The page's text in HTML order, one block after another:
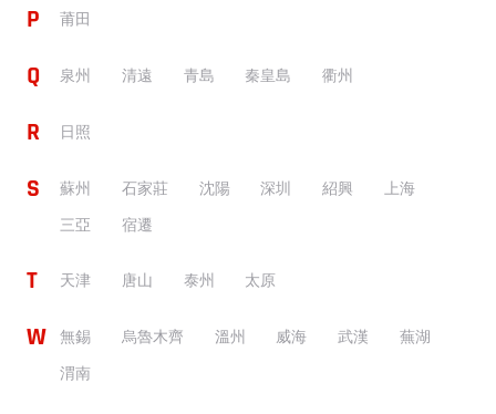
P 莆田
Q 泉州 清遠 青島 秦皇島 衢州
R 日照
S 蘇州 石家莊 沈陽 深圳 紹興
上海
三亞
宿遷
T 天津 唐山 泰州 太原
W 無錫 烏魯木齊 溫州 威海 武漢
蕪湖
渭南